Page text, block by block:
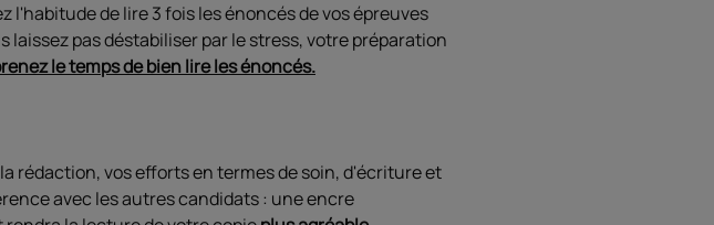
de lire 3 fois les énoncés de vos épreuves
laissez pas déstabiliser par le stress, votre préparation
le temps de bien lire les énoncés.
rédaction, vos efforts en termes de soin, d'écriture et
avec les autres candidats : une encre